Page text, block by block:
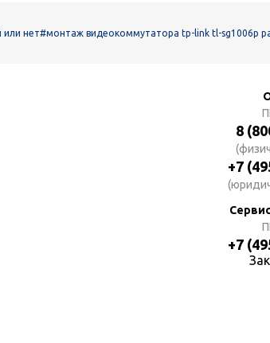
или нет#монтаж видеокоммутатора tp-link tl-sg1006p
8
+7
+7